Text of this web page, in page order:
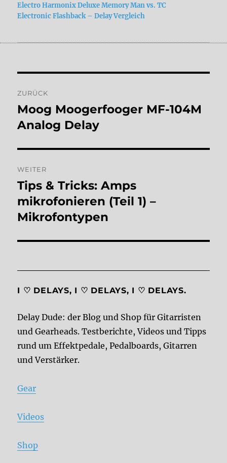
Electro Harmonix Deluxe Memory Man vs. TC
Electronic Flashback – Delay Vergleich
ZURÜCK
Vorheriger
Beitrag:
Moog Moogerfooger MF-104M
Analog Delay
WEITER
Nächster
Beitrag:
Tips & Tricks: Amps
mikrofonieren (Teil 1) –
Mikrofontypen
I ♡ DELAYS, I ♡ DELAYS, I ♡ DELAYS.
Delay Dude: der Blog und Shop für Gitarristen
und Gearheads. Testberichte, Videos und Tipps
rund um Effektpedale, Pedalboards, Gitarren
und Verstärker.
Gear
Videos
Shop